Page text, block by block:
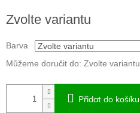
cena:
Zvolte variantu
Barva
Můžeme doručit do: Zvolte variantu
Přidat do košíku